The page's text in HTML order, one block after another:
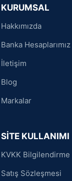
KURUMSAL
Hakkımızda
Banka Hesaplarımız
İletişim
Blog
Markalar
SİTE KULLANIMI
KVKK Bilgilendirme
Satış Sözleşmesi